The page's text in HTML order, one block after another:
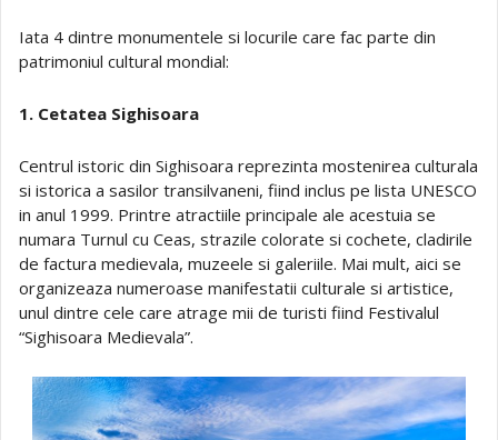
Iata 4 dintre monumentele si locurile care fac parte din
patrimoniul cultural mondial:
1. Cetatea Sighisoara
Centrul istoric din Sighisoara reprezinta mostenirea culturala
si istorica a sasilor transilvaneni, fiind inclus pe lista UNESCO
in anul 1999. Printre atractiile principale ale acestuia se
numara Turnul cu Ceas, strazile colorate si cochete, cladirile
de factura medievala, muzeele si galeriile. Mai mult, aici se
organizeaza numeroase manifestatii culturale si artistice,
unul dintre cele care atrage mii de turisti fiind Festivalul
“Sighisoara Medievala”.